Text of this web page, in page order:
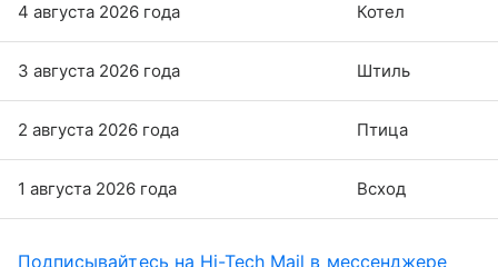
4 августа 2026 года Котел
3 августа 2026 года Штиль
2 августа 2026 года Птица
1 августа 2026 года Всход
Подписывайтесь на Hi-Tech Mail в мессенджере